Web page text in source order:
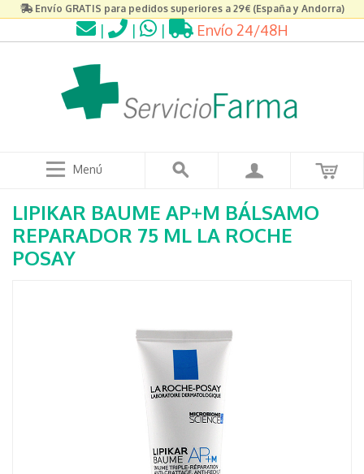
Envío GRATIS para pedidos superiores a 29€ (España y Andorra)
| | | Envío 24/48H
Menú
LIPIKAR BAUME AP+M BÁLSAMO
REPARADOR 75 ML LA ROCHE
POSAY